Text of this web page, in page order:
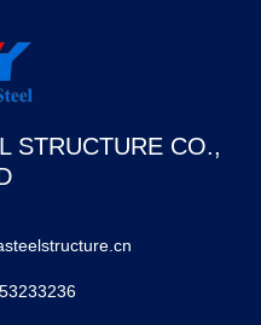
STRUCTURE CO.,